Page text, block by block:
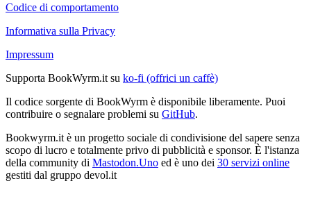
Codice di comportamento
Informativa sulla Privacy
Impressum
Supporta BookWyrm.it su ko-fi (offrici un caffè)
Il codice sorgente di BookWyrm è disponibile liberamente. Puoi
contribuire o segnalare problemi su GitHub.
Bookwyrm.it è un progetto sociale di condivisione del sapere senza
scopo di lucro e totalmente privo di pubblicità e sponsor. È l'istanza
della community di Mastodon.Uno ed è uno dei 30 servizi online
gestiti dal gruppo devol.it